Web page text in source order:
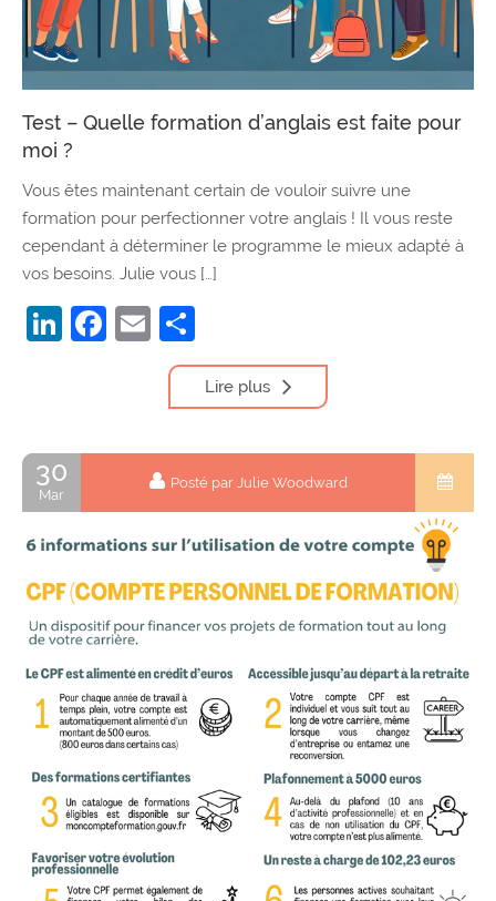
Test – Quelle formation d’anglais est faite pour
moi ?
Vous êtes maintenant certain de vouloir suivre une
formation pour perfectionner votre anglais ! Il vous reste
cependant à déterminer le programme le mieux adapté à
vos besoins. Julie vous […]
LinkedIn
Facebook
Email
Lire plus
30
Mar
Posté par Julie Woodward